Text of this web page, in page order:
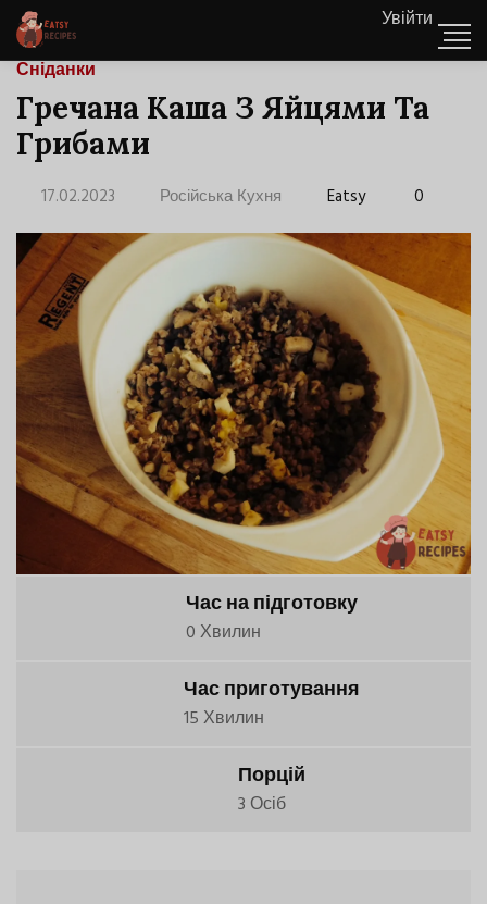
Увійти
Сніданки
Гречана Каша З Яйцями Та
Грибами
17.02.2023 Російська Кухня Eatsy 0
Час на підготовку
0 Хвилин
Час приготування
15 Хвилин
Порцій
3 Осіб